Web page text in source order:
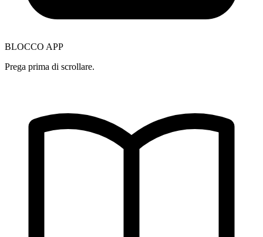
BLOCCO APP
Prega prima di scrollare.